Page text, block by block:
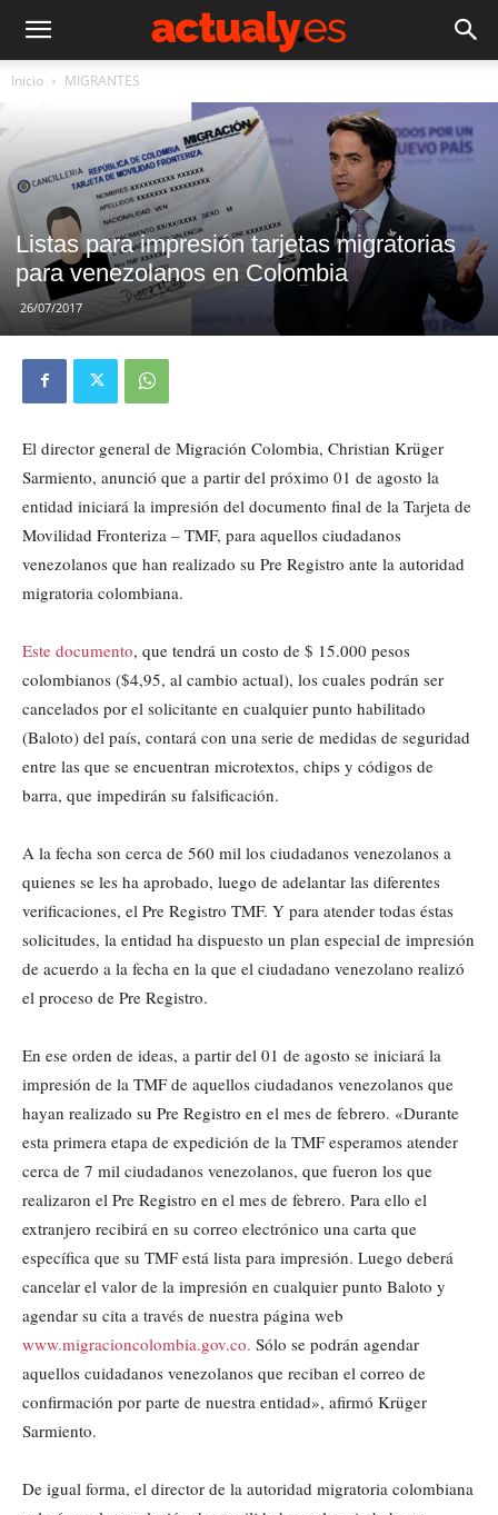
Inicio MIGRANTES
Listas para impresión tarjetas migratorias
para venezolanos en Colombia
26/07/2017
El director general de Migración Colombia, Christian Krüger
Sarmiento, anunció que a partir del próximo 01 de agosto la
entidad iniciará la impresión del documento final de la Tarjeta de
Movilidad Fronteriza – TMF, para aquellos ciudadanos
venezolanos que han realizado su Pre Registro ante la autoridad
migratoria colombiana.
Este documento, que tendrá un costo de $ 15.000 pesos
colombianos ($4,95, al cambio actual), los cuales podrán ser
cancelados por el solicitante en cualquier punto habilitado
(Baloto) del país, contará con una serie de medidas de seguridad
entre las que se encuentran microtextos, chips y códigos de
barra, que impedirán su falsificación.
A la fecha son cerca de 560 mil los ciudadanos venezolanos a
quienes se les ha aprobado, luego de adelantar las diferentes
verificaciones, el Pre Registro TMF. Y para atender todas éstas
solicitudes, la entidad ha dispuesto un plan especial de impresión
de acuerdo a la fecha en la que el ciudadano venezolano realizó
el proceso de Pre Registro.
En ese orden de ideas, a partir del 01 de agosto se iniciará la
impresión de la TMF de aquellos ciudadanos venezolanos que
hayan realizado su Pre Registro en el mes de febrero. «Durante
esta primera etapa de expedición de la TMF esperamos atender
cerca de 7 mil ciudadanos venezolanos, que fueron los que
realizaron el Pre Registro en el mes de febrero. Para ello el
extranjero recibirá en su correo electrónico una carta que
específica que su TMF está lista para impresión. Luego deberá
cancelar el valor de la impresión en cualquier punto Baloto y
agendar su cita a través de nuestra página web
www.migracioncolombia.gov.co. Sólo se podrán agendar
aquellos cuidadanos venezolanos que reciban el correo de
confirmación por parte de nuestra entidad», afirmó Krüger
Sarmiento.
De igual forma, el director de la autoridad migratoria colombiana